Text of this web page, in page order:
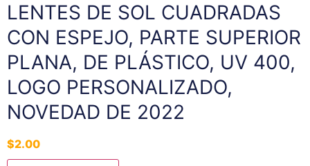
LENTES DE SOL CUADRADAS
CON ESPEJO, PARTE SUPERIOR
PLANA, DE PLÁSTICO, UV 400,
LOGO PERSONALIZADO,
NOVEDAD DE 2022
$2.00